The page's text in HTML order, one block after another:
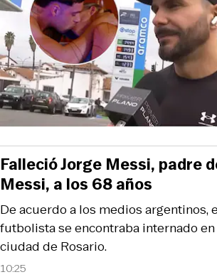
10:25
De acuerdo a los medios argentinos,
futbolista se encontraba internado
ciudad de Rosario.
Falleció Jorge Messi, padre
Messi, a los 68 años